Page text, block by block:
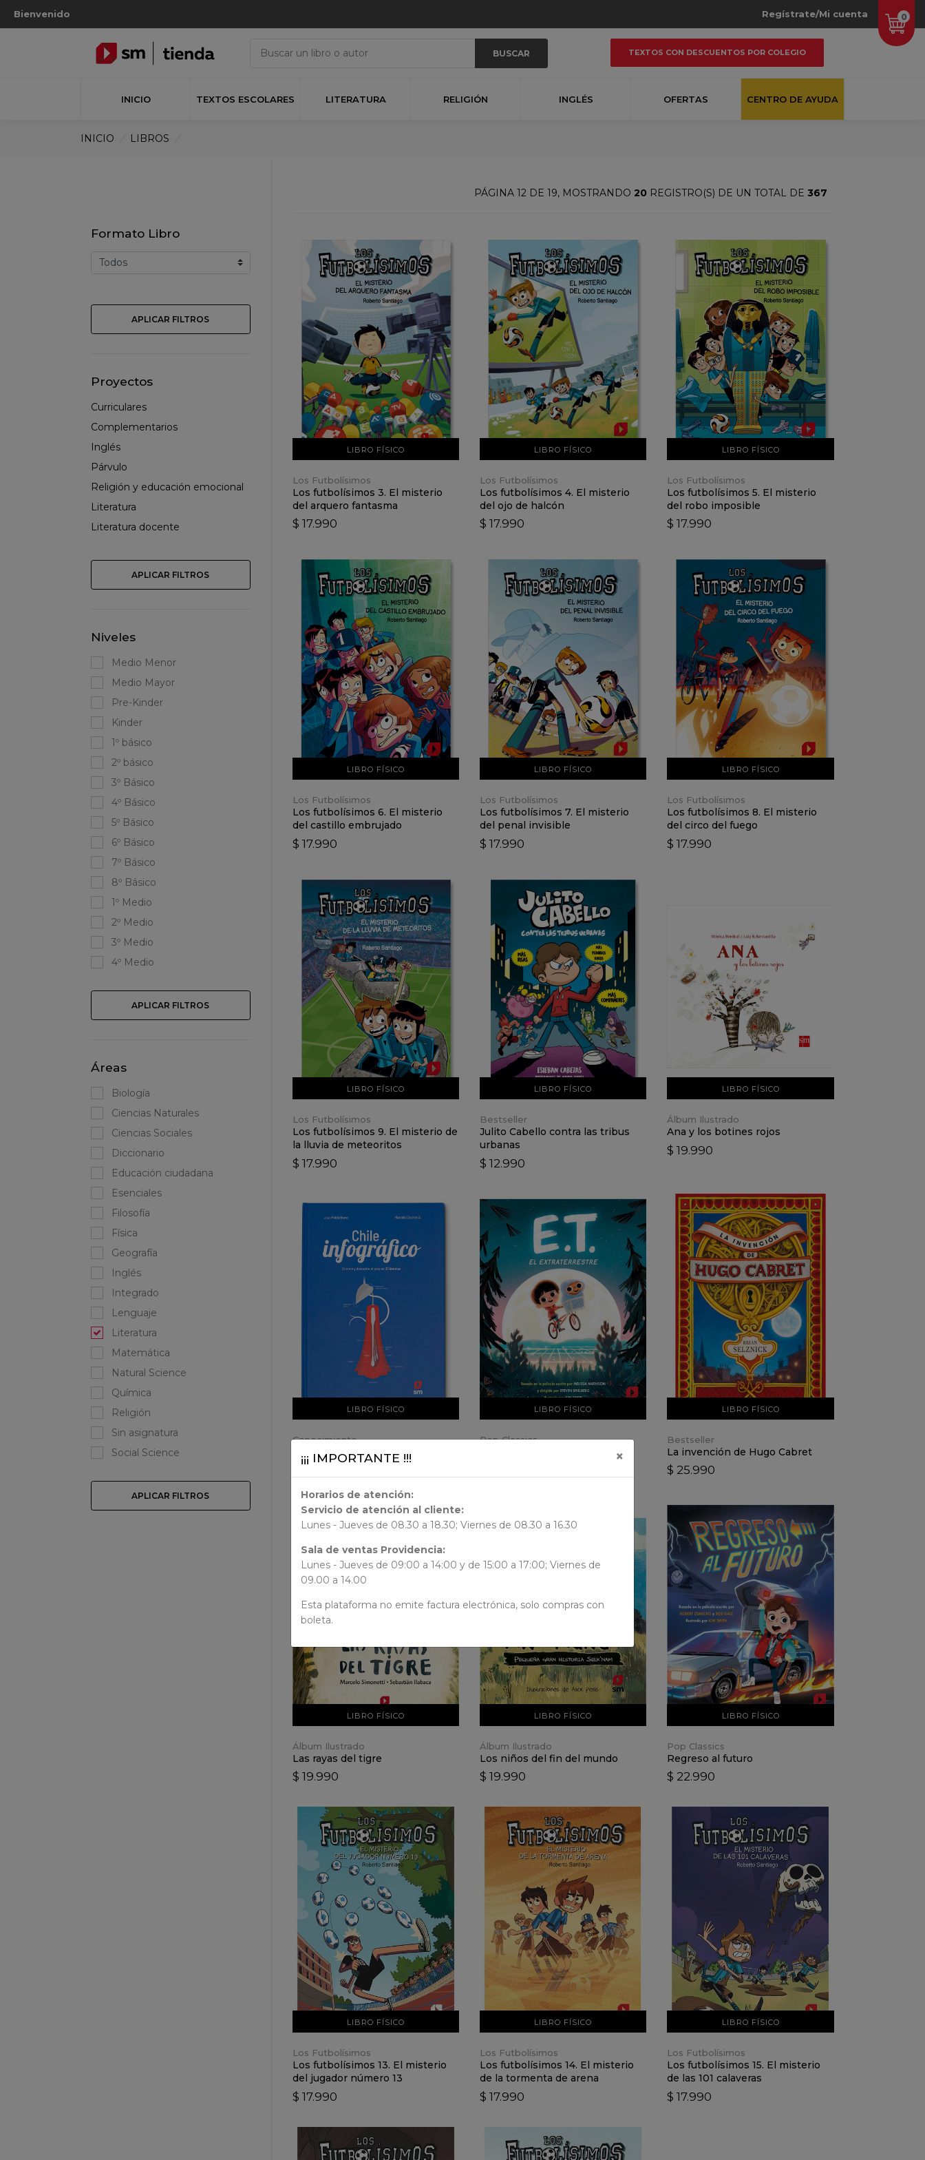
Bienvenido 0
Regístrate/Mi cuenta
BUSCAR TEXTOS CON DESCUENTOS POR COLEGIO
INICIO TEXTOS ESCOLARES LITERATURA RELIGIÓN INGLÉS OFERTAS CENTRO DE AYUDA
INICIO LIBROS
PÁGINA 12 DE 19, MOSTRANDO 20 REGISTRO(S) DE UN TOTAL DE 367
LIBRO FÍSICO
VER DETALLES
AÑADIR AL CARRO
Los Futbolísimos
Los futbolísimos 3. El misterio
del arquero fantasma
$ 17.990
LIBRO FÍSICO
VER DETALLES
AÑADIR AL CARRO
Los Futbolísimos
Los futbolísimos 4. El misterio
del ojo de halcón
$ 17.990
LIBRO FÍSICO
VER DETALLES
AÑADIR AL CARRO
Los Futbolísimos
Los futbolísimos 5. El misterio
del robo imposible
$ 17.990
LIBRO FÍSICO
VER DETALLES
AÑADIR AL CARRO
Los Futbolísimos
Los futbolísimos 6. El misterio
del castillo embrujado
$ 17.990
LIBRO FÍSICO
VER DETALLES
AÑADIR AL CARRO
Los Futbolísimos
Los futbolísimos 7. El misterio
del penal invisible
$ 17.990
LIBRO FÍSICO
VER DETALLES
AÑADIR AL CARRO
Los Futbolísimos
Los futbolísimos 8. El misterio
del circo del fuego
$ 17.990
LIBRO FÍSICO
VER DETALLES
AÑADIR AL CARRO
Los Futbolísimos
Los futbolísimos 9. El misterio de
la lluvia de meteoritos
$ 17.990
LIBRO FÍSICO
VER DETALLES
AÑADIR AL CARRO
Bestseller
Julito Cabello contra las tribus
urbanas
$ 12.990
LIBRO FÍSICO
VER DETALLES
AÑADIR AL CARRO
Álbum Ilustrado
Ana y los botines rojos
$ 19.990
LIBRO FÍSICO
VER DETALLES
AÑADIR AL CARRO
Conocimiento
Chile infográfico
LIBRO FÍSICO
VER DETALLES
AÑADIR AL CARRO
Pop Classics
LIBRO FÍSICO
VER DETALLES
AÑADIR AL CARRO
Bestseller
La invención de Hugo Cabret
$ 25.990
LIBRO FÍSICO
VER DETALLES
Álbum Ilustrado
Las rayas del tigre
$ 19.990
LIBRO FÍSICO
Álbum Ilustrado
Los niños del fin del mundo
$ 19.990
LIBRO FÍSICO
VER DETALLES
AÑADIR AL CARRO
Pop Classics
Regreso al futuro
$ 22.990
LIBRO FÍSICO
VER DETALLES
AÑADIR AL CARRO
Los Futbolísimos
Los futbolísimos 13. El misterio
del jugador número 13
$ 17.990
LIBRO FÍSICO
VER DETALLES
AÑADIR AL CARRO
Los Futbolísimos
Los futbolísimos 14. El misterio
de la tormenta de arena
$ 17.990
LIBRO FÍSICO
VER DETALLES
AÑADIR AL CARRO
Los Futbolísimos
Los futbolísimos 15. El misterio
de las 101 calaveras
$ 17.990
Formato Libro
APLICAR FILTROS
Proyectos
Curriculares
Complementarios
Inglés
Párvulo
Religión y educación emocional
Literatura
Literatura docente
APLICAR FILTROS
Niveles
Medio Menor
Medio Mayor
Pre-Kinder
Kinder
1º básico
2º básico
3º Básico
4º Básico
5º Básico
6º Básico
7º Básico
8º Básico
1º Medio
2º Medio
3º Medio
4º Medio
APLICAR FILTROS
Áreas
Biología
Ciencias Naturales
Ciencias Sociales
Diccionario
Educación ciudadana
Esenciales
Filosofía
Física
Geografía
Inglés
Integrado
Lenguaje
Literatura
Matemática
Natural Science
Química
Religión
Sin asignatura
Social Science
APLICAR FILTROS
¡¡¡ IMPORTANTE !!! ×
Horarios de atención:
Servicio de atención al cliente:
Lunes - Jueves de 08.30 a 18.30; Viernes de 08.30 a 16.30
Sala de ventas Providencia:
Lunes - Jueves de 09:00 a 14:00 y de 15:00 a 17:00; Viernes de
09.00 a 14.00
Esta plataforma no emite factura electrónica, solo compras con
boleta.